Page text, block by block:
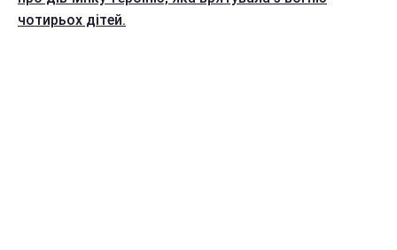
чотирьох дітей.